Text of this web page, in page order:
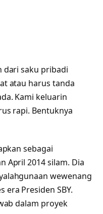
dari saku pribadi
atau harus tanda
Kami keluarin
rapi. Bentuknya
sebagai
April 2014 silam. Dia
wewenang
era Presiden SBY.
dalam proyek